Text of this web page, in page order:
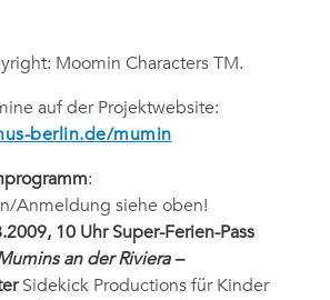
Moomin Characters TM.
auf der Projektwebsite:
berlin.de/mumin
:
Anmeldung siehe oben!
10 Uhr Super-Ferien-Pass
an der Riviera –
Sidekick Productions für Kinder